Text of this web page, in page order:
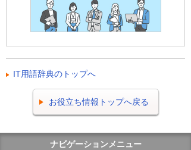
IT用語辞典のトップへ
お役立ち情報トップへ戻る
ナビゲーションメニュー